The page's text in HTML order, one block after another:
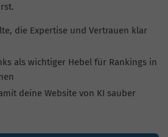
die Expertise und Vertrauen klar
als wichtiger Hebel für Rankings in
deine Website von KI sauber